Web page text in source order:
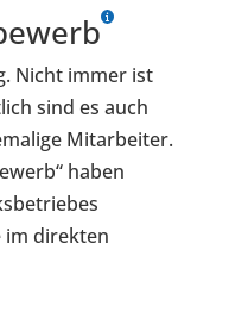
Nicht immer ist
sind es auch
Mitarbeiter.
haben
im direkten